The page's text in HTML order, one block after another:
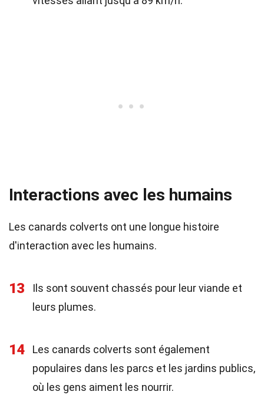
Interactions avec les humains
Les canards colverts ont une longue histoire
d'interaction avec les humains.
13
Ils sont souvent chassés pour leur viande et
leurs plumes.
14
Les canards colverts sont également
populaires dans les parcs et les jardins publics,
où les gens aiment les nourrir.